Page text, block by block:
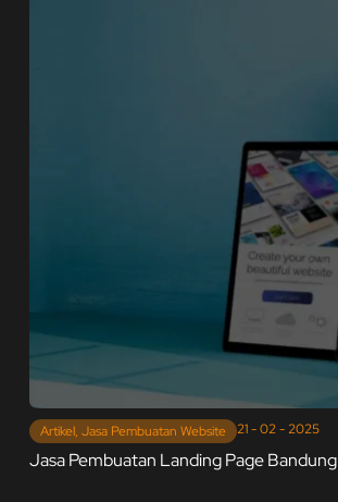
Artikel, Jasa Pembuatan Website 21 - 02 - 2025
Jasa Pembuatan Landing Page Bandung